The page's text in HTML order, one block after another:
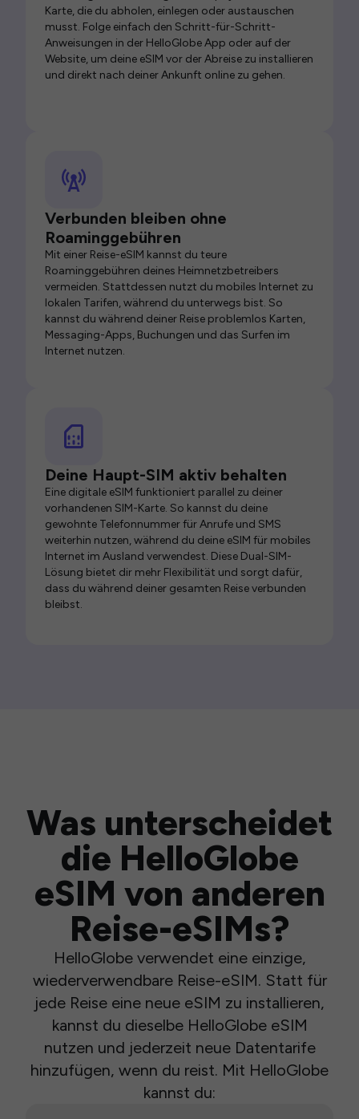
Karte, die du abholen, einlegen oder austauschen
musst. Folge einfach den Schritt-für-Schritt-
Anweisungen in der HelloGlobe App oder auf der
Website, um deine eSIM vor der Abreise zu installieren
und direkt nach deiner Ankunft online zu gehen.
Verbunden bleiben ohne
Roaminggebühren
Mit einer Reise-eSIM kannst du teure
Roaminggebühren deines Heimnetzbetreibers
vermeiden. Stattdessen nutzt du mobiles Internet zu
lokalen Tarifen, während du unterwegs bist. So
kannst du während deiner Reise problemlos Karten,
Messaging-Apps, Buchungen und das Surfen im
Internet nutzen.
Deine Haupt-SIM aktiv behalten
Eine digitale eSIM funktioniert parallel zu deiner
vorhandenen SIM-Karte. So kannst du deine
gewohnte Telefonnummer für Anrufe und SMS
weiterhin nutzen, während du deine eSIM für mobiles
Internet im Ausland verwendest. Diese Dual-SIM-
Lösung bietet dir mehr Flexibilität und sorgt dafür,
dass du während deiner gesamten Reise verbunden
bleibst.
Was unterscheidet
die HelloGlobe
eSIM von anderen
Reise-eSIMs?
HelloGlobe verwendet eine einzige,
wiederverwendbare Reise-eSIM. Statt für
jede Reise eine neue eSIM zu installieren,
kannst du dieselbe HelloGlobe eSIM
nutzen und jederzeit neue Datentarife
hinzufügen, wenn du reist. Mit HelloGlobe
kannst du: